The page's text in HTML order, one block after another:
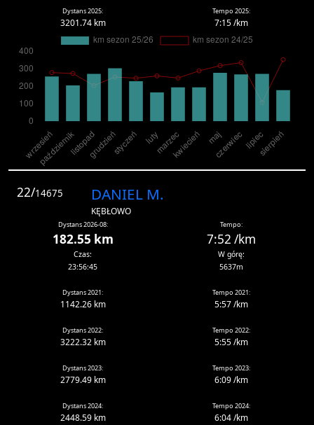
Dystans 2025:
3201.74 km
Tempo 2025:
7:15 /km
22/14675 DANIEL M.
KĘBŁOWO
Dystans 2026-08:
182.55 km
Tempo:
7:52 /km
Czas:
23:56:45
W górę:
5637m
Dystans 2021:
1142.26 km
Tempo 2021:
5:57 /km
Dystans 2022:
3222.32 km
Tempo 2022:
5:55 /km
Dystans 2023:
2779.49 km
Tempo 2023:
6:09 /km
Dystans 2024:
2448.59 km
Tempo 2024:
6:04 /km